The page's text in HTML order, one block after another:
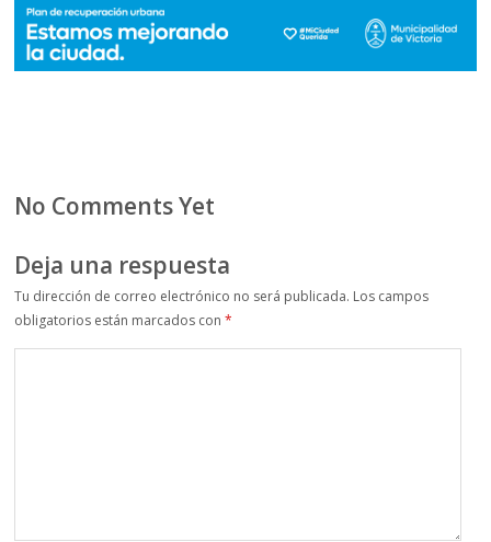
No Comments Yet
Deja una respuesta
Tu dirección de correo electrónico no será publicada. Los campos
obligatorios están marcados con*